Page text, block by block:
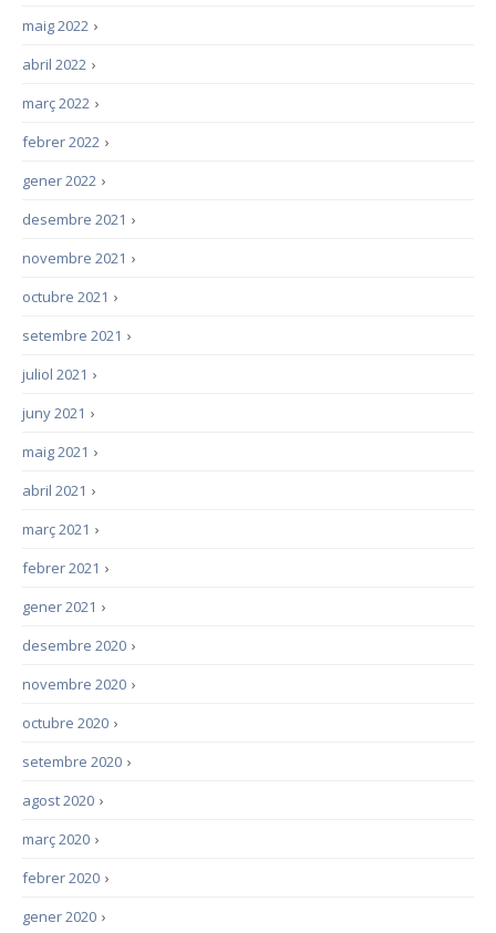
›
maig 2022
›
abril 2022
›
març 2022
›
febrer 2022
›
gener 2022
›
desembre 2021
›
novembre 2021
›
octubre 2021
›
setembre 2021
›
juliol 2021
›
juny 2021
›
maig 2021
›
abril 2021
›
març 2021
›
febrer 2021
›
gener 2021
›
desembre 2020
›
novembre 2020
›
octubre 2020
›
setembre 2020
›
agost 2020
›
març 2020
›
febrer 2020
›
gener 2020